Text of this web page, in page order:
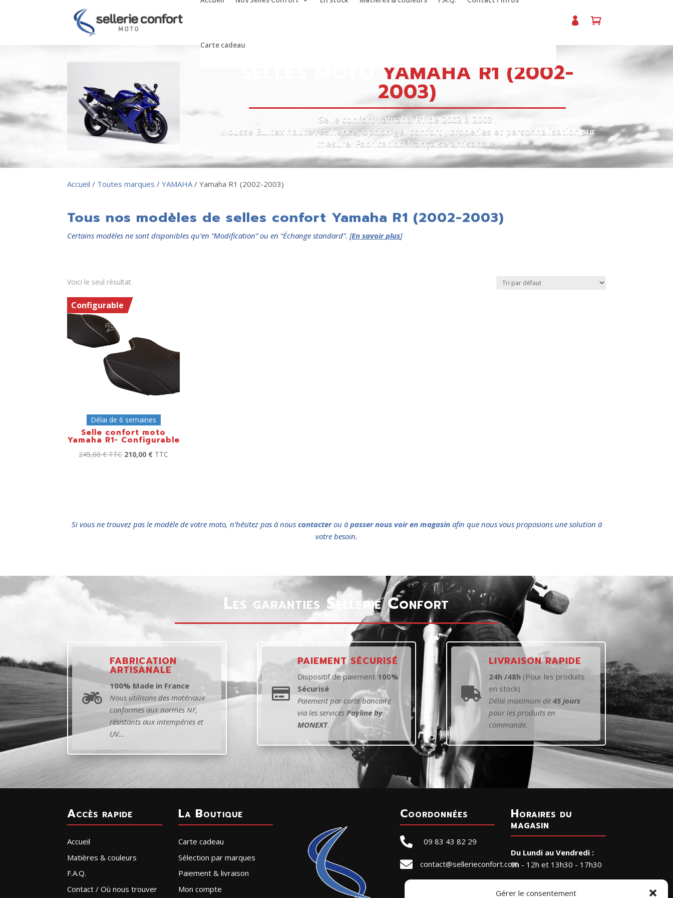
Gérer le consentement
Carte cadeau
YAMAHA R1 (2002-
2003)
Selle confort Yamaha R1 de 2002 à 2003 .
Mousse Bultex haute résilience, option gel confort , broderies et personnalisation sur
mesure. Fabrication française artisanale.
Accueil / Toutes marques /YAMAHA / Yamaha R1 (2002-2003)
Tous nos modèles de selles confort Yamaha R1 (2002-2003)
Certains modèles ne sont disponibles qu’en “Modification” ou en “Échange standard”. [En savoir plus]
Voici le seul résultat
Configurable
Délai de 6 semaines
Selle confort moto
Yamaha R1- Configurable
245,00€ TTC 210,00 € TTC
Si vous ne trouvez pas le modèle de votre moto, n’hésitez pas à nous contacterou à passer nous voir en magasinafin que nous vous proposions une solution à
votre besoin.
Les garanties Sellerie Confort

FABRICATION
ARTISANALE
100% Made in France
Nous utilisons des matériaux
conformes aux normes NF,
résistants aux intempéries et
UV...

PAIEMENT SÉCURISÉ
Dispositif de paiement100%
Sécurisé
Paiement par carte bancaire
via les services Payline by
MONEXT.

LIVRAISON RAPIDE
24h /48h(Pour les produits
en stock)
Délai maximum de 45 jours
pour les produits en
commande.
Accès rapide
Accueil
Matières & couleurs
F.A.Q.
Contact / Où nous trouver
La Boutique
Carte cadeau
Sélection par marques
Paiement & livraison
Mon compte
Coordonnées
 09 83 43 82 29
 contact@sellerieconfort.com
Horaires du
magasin
Du Lundi au Vendredi :
9h - 12h et 13h30 - 17h30